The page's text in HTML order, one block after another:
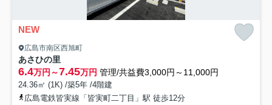
NEW
広島市南区西旭町
あさひの里
6.4万円～7.45万円 管理/共益費3,000円～11,000円
24.36㎡ (1K) /築5年 /4階建
広島電鉄皆実線「皆実町二丁目」駅 徒歩12分